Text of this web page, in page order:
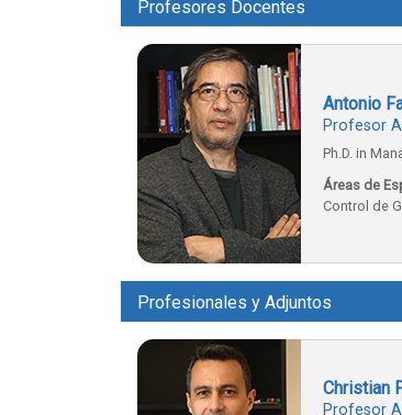
Profesores Docentes
Antonio
Profesor
Ph.D. in
Áreas de
Control de
Profesionales y Adjuntos
Christian
Profesor